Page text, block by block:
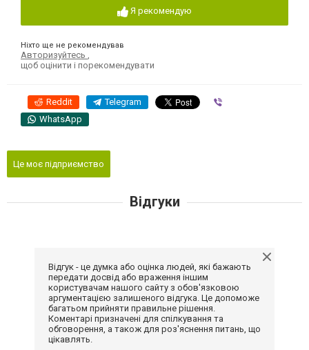
Я рекомендую
Ніхто ще не рекомендував
Авторизуйтесь
щоб оцінити і порекомендувати
Reddit Telegram
WhatsApp
Це моє підприємство
Відгуки
Відгук - це думка або оцінка людей, які бажають
передати досвід або враження іншим
користувачам нашого сайту з обов'язковою
аргументацією залишеного відгука. Це допоможе
багатьом прийняти правильне рішення.
Коментарі призначені для спілкування та
обговорення, а також для роз'яснення питань, що
цікавлять.